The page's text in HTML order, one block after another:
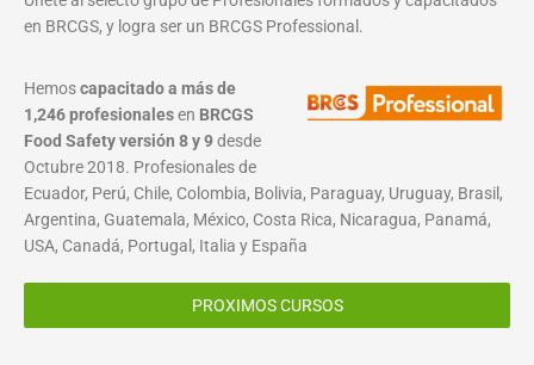
en BRCGS, y logra ser un BRCGS Professional.
Hemoscapacitado a más de
1,246 profesionalesen BRCGS
Food Safety versión 8 y 9desde
Octubre 2018. Profesionales de
Ecuador, Perú, Chile, Colombia, Bolivia, Paraguay, Uruguay, Brasil,
Argentina, Guatemala, México, Costa Rica, Nicaragua, Panamá,
USA, Canadá, Portugal, Italia y España
PROXIMOS CURSOS